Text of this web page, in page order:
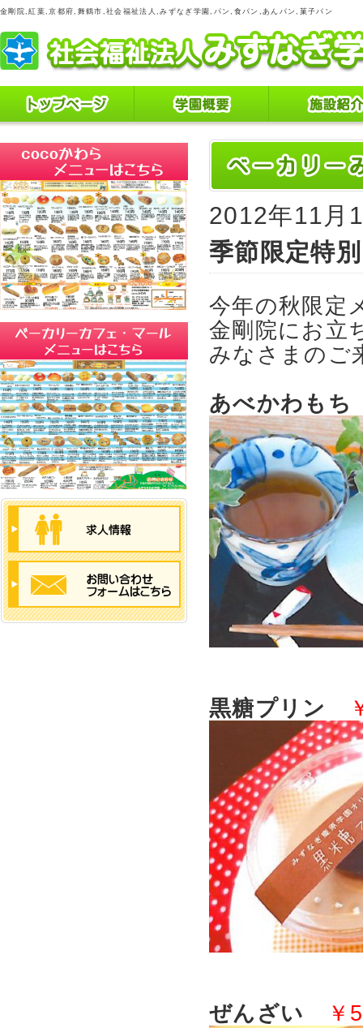
金剛院,紅葉,京都府,舞鶴市,社会福祉法人,みずなぎ学園,パン,食パン,あんパン,菓子パン
2012年11月
季節限定特
今年の秋限定
金剛院にお立
みなさまのご
あべかわもち
黒糖プリン
ぜんざい ￥